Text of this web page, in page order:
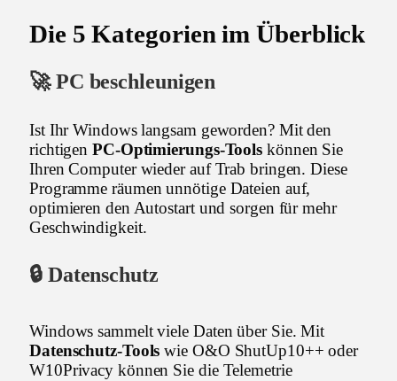
Die 5 Kategorien im Überblick
🚀 PC beschleunigen
Ist Ihr Windows langsam geworden? Mit den
richtigenPC-Optimierungs-Tools können Sie
Ihren Computer wieder auf Trab bringen. Diese
Programme räumen unnötige Dateien auf,
optimieren den Autostart und sorgen für mehr
Geschwindigkeit.
🔒 Datenschutz
Windows sammelt viele Daten über Sie. Mit
Datenschutz-Tools wie O&O ShutUp10++ oder
W10Privacy können Sie die Telemetrie